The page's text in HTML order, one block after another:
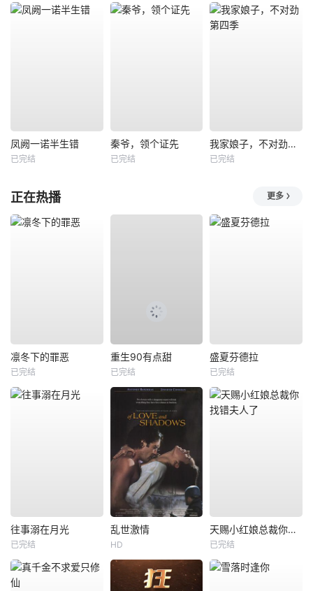
凤阙一诺半生错
已完结
秦爷，领个证先
已完结
我家娘子，不对劲第四季
已完结
正在热播 更多
凛冬下的罪恶
已完结
重生90有点甜
已完结
盛夏芬德拉
已完结
往事溺在月光
已完结
乱世激情
HD
天赐小红娘总裁你找错夫人了
已完结